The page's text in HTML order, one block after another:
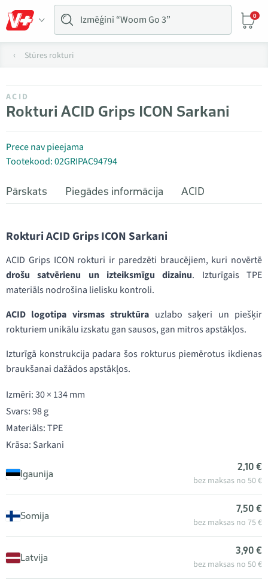
0
Stūres rokturi
ACID
Rokturi ACID Grips ICON Sarkani
Prece nav pieejama
Tootekood: 02GRIPAC94794
Pārskats Piegādes informācija ACID
Rokturi ACID Grips ICON Sarkani
ACID Grips ICON rokturi ir paredzēti braucējiem, kuri novērtē
drošu satvērienu un izteiksmīgu dizainu. Izturīgais TPE
materiāls nodrošina lielisku kontroli.
ACID logotipa virsmas struktūra uzlabo saķeri un piešķir
rokturiem unikālu izskatu gan sausos, gan mitros apstākļos.
Izturīgā konstrukcija padara šos rokturus piemērotus ikdienas
braukšanai dažādos apstākļos.
Izmēri: 30 × 134 mm
Svars: 98 g
Materiāls: TPE
Krāsa: Sarkani
Igaunija
2,10 €
bez maksas no 50 €
Somija
7,50 €
bez maksas no 75 €
Latvija
3,90 €
bez maksas no 50 €